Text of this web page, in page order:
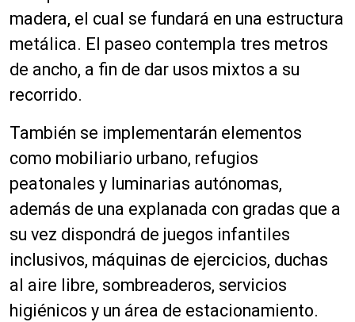
madera, el cual se fundará en una estructura
metálica. El paseo contempla tres metros
de ancho, a fin de dar usos mixtos a su
recorrido.
También se implementarán elementos
como mobiliario urbano, refugios
peatonales y luminarias autónomas,
además de una explanada con gradas que a
su vez dispondrá de juegos infantiles
inclusivos, máquinas de ejercicios, duchas
al aire libre, sombreaderos, servicios
higiénicos y un área de estacionamiento.